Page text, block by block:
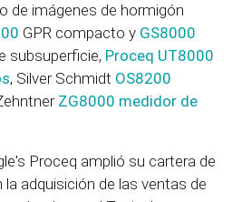
de imágenes de hormigón
GPR compacto y GS8000
subsuperficie, Proceq UT8000
, Silver Schmidt OS8200
ZG8000 medidor de
Proceq amplió su cartera de
la adquisición de las ventas de